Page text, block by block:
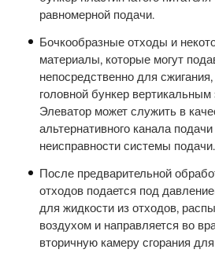
равномерной подачи.
Бочкообразные отходы и
материалы, которые могут
непосредственно для
головной бункер
Элеватор может служить в
альтернативного канала
неисправности системы подачи.
После предварительной
отходов подается под
для жидкости из отходов,
воздухом и направляется во
вторичную камеру сгорания